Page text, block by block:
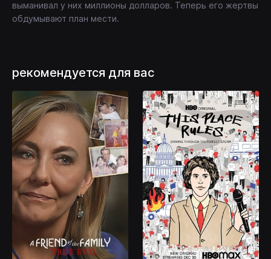
выманивал у них миллионы долларов. Теперь его жертвы
обдумывают план мести.
рекомендуется для вас